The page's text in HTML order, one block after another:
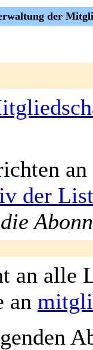
der
an
der
an alle
an